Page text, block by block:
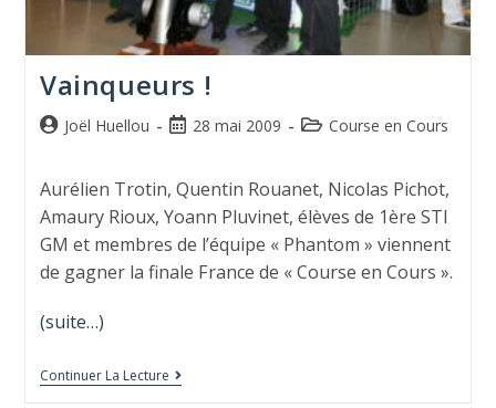
Vainqueurs !
Joël Huellou 28 mai 2009 Course en Cours
Aurélien Trotin, Quentin Rouanet, Nicolas Pichot,
Amaury Rioux, Yoann Pluvinet, élèves de 1ère STI
GM et membres de l’équipe « Phantom » viennent
de gagner la finale France de « Course en Cours ».
(suite…)
Continuer La Lecture